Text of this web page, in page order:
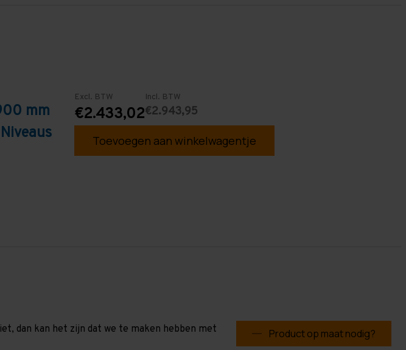
mm
Excl. BTW
€2.433,02
Incl. BTW
€2.943,95
Toevoegen aan winkelwagentje
dan kan het zijn dat we te maken hebben met
Product op maat nodig?